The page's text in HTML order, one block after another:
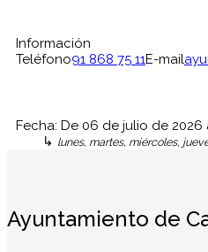
Información
Teléfono91 868 75 11E-mail
Fecha: De 06 de julio de 2026
↳ lunes, martes, miércoles,
Ayuntamiento de